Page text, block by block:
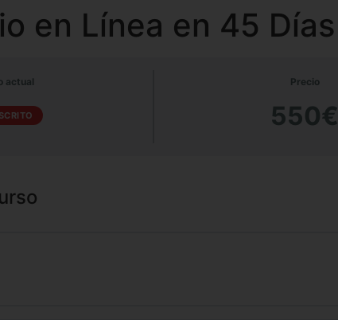
en Línea en 45 Días
actual Precio
550€